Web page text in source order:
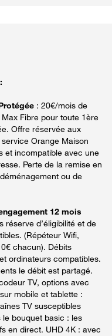
: 20€/mois de
Fibre pour toute 1ère
Offre réservée aux
Orange Maison
et incompatible avec une
Perte de la remise en
ou de
12 mois
réserve d’éligibilité et de
(Répéteur Wifi,
chacun). Débits
ordinateurs compatibles.
le débit est partagé.
TV, options avec
mobile et tablette :
TV susceptibles
le bouquet basic : les
en direct. UHD 4K : avec